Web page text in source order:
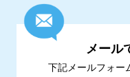
メール
下記メールフォー